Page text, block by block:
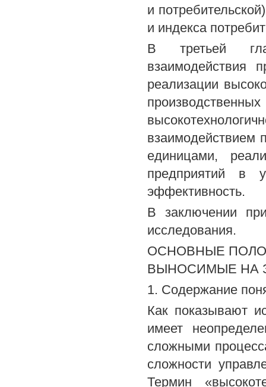
и
и индекса
В третьей
взаимодействия
реализации
взаимодействием
единицами,
предприятий в
эффективность.
В заключении
исследования.
ОСНОВНЫЕ
ВЫНОСИМЫЕ НА
1. Содержание
Как показывают
имеет
сложными
сложности
Термин